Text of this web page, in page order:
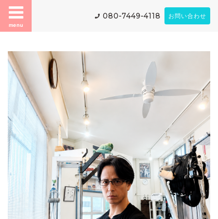
menu
080-7449-4118 お問い合わせ